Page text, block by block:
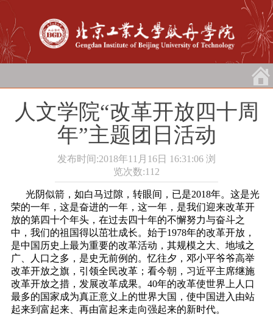
人文学院“改革开放四十周
年”主题团日活动
发布时间:2018年11月16日 16:31:06 浏
览次数:112
光阴似箭，如白马过隙，转眼间，已是2018年。这是光
荣的一年，这是奋进的一年，这一年，是我们迎来改革开
放的第四十个年头，在过去四十年的不懈努力与奋斗之
中，我们的祖国得以茁壮成长。始于1978年的改革开放，
是中国历史上最为重要的改革活动，其规模之大、地域之
广、人口之多，是史无前例的。忆往夕，邓小平爷爷高举
改革开放之旗，引领全民改革；看今朝，习近平主席继施
改革开放之措，发展改革成果。40年的改革使世界上人口
最多的国家成为真正意义上的世界大国，使中国进入由站
起来到富起来、再由富起来走向强起来的新时代。